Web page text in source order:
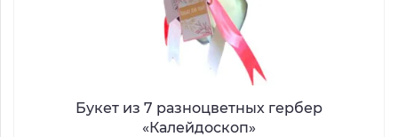
Букет из 7 разноцветных гербер
«Калейдоскоп»